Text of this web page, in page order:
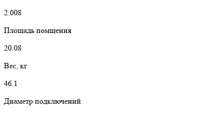
2.008
Площадь помщения
20.08
Вес, кг
46.1
Диаметр подключений